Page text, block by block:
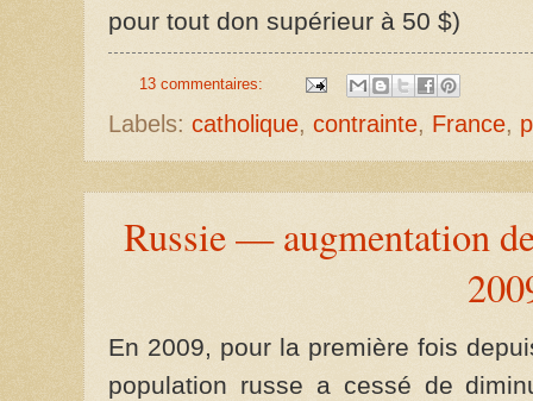
pour tout don supérieur à 50 $)
13 commentaires:
Labels: catholique, contrainte, France,
Russie — augmentation
En 2009, pour la première fois
population russe a cessé de